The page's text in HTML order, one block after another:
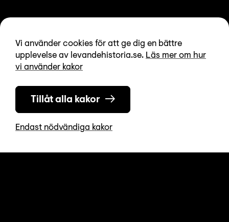
Vi använder cookies för att ge dig en bättre
upplevelse av levandehistoria.se. Läs mer om hur
vi använder kakor
Tillåt alla kakor
Endast nödvändiga kakor
Integritetspolicy
Tillgänglighetsredogörelse